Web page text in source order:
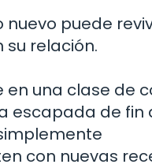
nuevo puede
su relación.
en una clase de
escapada de fin
con nuevas